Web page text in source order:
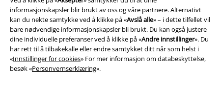
informasjonskapsler blir brukt av oss og våre partnere. Alternativt
kan du nekte samtykke ved å klikke på «Avslå alle» – i dette tilfellet vil
bare nødvendige informasjonskapsler bli brukt. Du kan også justere
dine individuelle preferanser ved å klikke på «Andre innstillinger». Du
har rett til å tilbakekalle eller endre samtykket ditt når som helst i
«Innstillinger for cookies» For mer informasjon om databeskyttelse,
besøk «Personvernserklæring».
Impressum
Konfidensialitetserklæring
Avfallshåndtering og miljøbeskyttelse
Samsvarserklæring